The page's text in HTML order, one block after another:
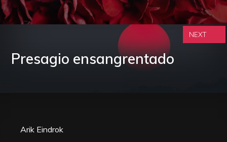
Presagio ensangrentado
NEXT
Arik Eindrok